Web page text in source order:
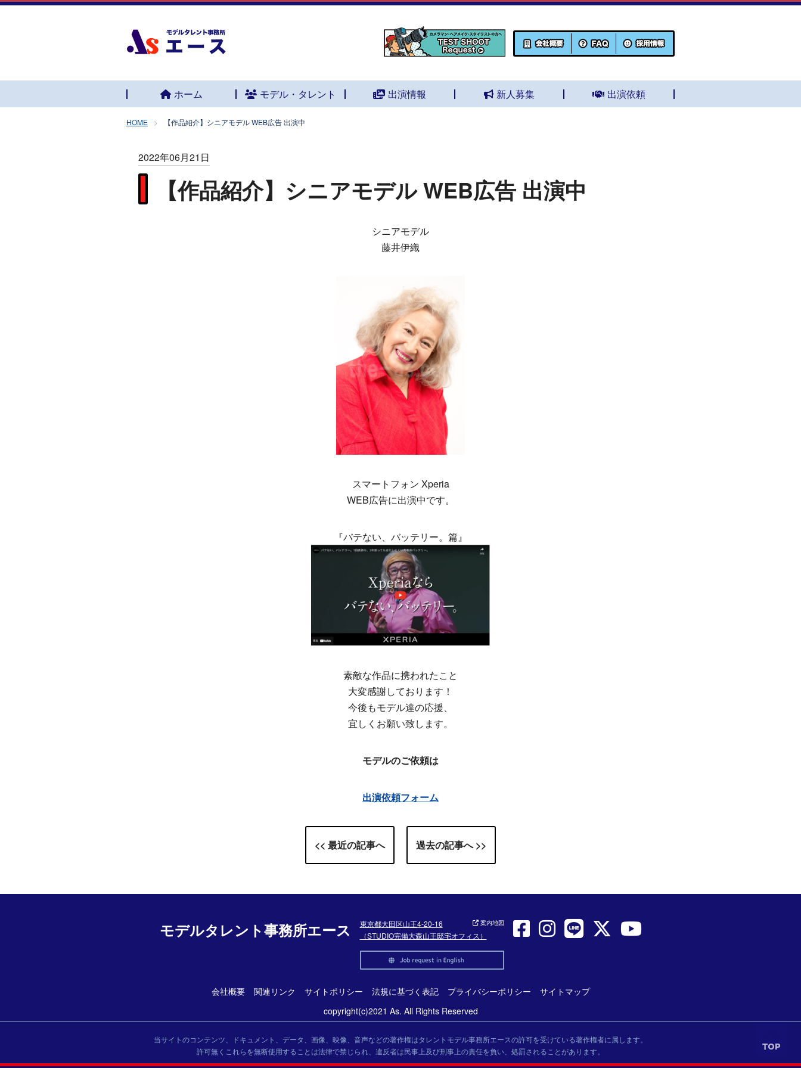
ホーム モデル・タレント 出演情報 新人募集 出演依頼
HOME 【作品紹介】シニアモデル WEB広告 出演中
2022年06月21日
【作品紹介】シニアモデル WEB広告 出演中
シニアモデル
藤井伊織
スマートフォン Xperia
WEB広告に出演中です。
『バテない、バッテリー。篇』
素敵な作品に携われたこと
大変感謝しております！
今後もモデル達の応援、
宜しくお願い致します。
モデルのご依頼は
出演依頼フォーム
<< 最近の記事へ 過去の記事へ >>
モデルタレント事務所エース
東京都大田区山王4-20-16
（STUDIO完備大森山王邸宅オフィス）
案内地図
会社概要 関連リンク サイトポリシー 法規に基づく表記 プライバシーポリシー
サイトマップ
copyright(c)2021 As. All Rights Reserved
当サイトのコンテンツ、ドキュメント、データ、画像、映像、音声などの著作権はタレントモデル事務所エースの許可を受けている著作権者に属します。
許可無くこれらを無断使用することは法律で禁じられ、違反者は民事上及び刑事上の責任を負い、処罰されることがあります。